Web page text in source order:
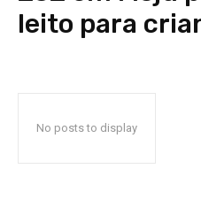
leito para
No posts to display